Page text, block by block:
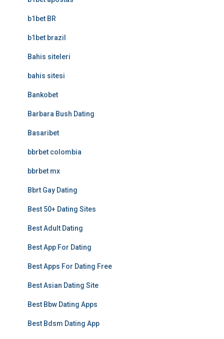
b1bet BR
b1bet brazil
Bahis siteleri
bahis sitesi
Bankobet
Barbara Bush Dating
Basaribet
bbrbet colombia
bbrbet mx
Bbrt Gay Dating
Best 50+ Dating Sites
Best Adult Dating
Best App For Dating
Best Apps For Dating Free
Best Asian Dating Site
Best Bbw Dating Apps
Best Bdsm Dating App